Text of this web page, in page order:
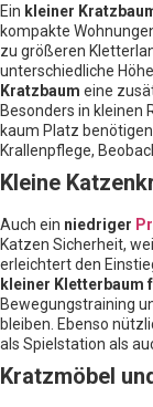
Ein kleiner
kompakte
zu größeren
unterschiedliche
Kratzbaum eine
Besonders in kleinen
kaum Platz
Krallenpflege,
Kleine
Auch ein niedriger
Katzen Sicherheit,
erleichtert den
kleiner Kletterbaum
Bewegungstraining
bleiben. Ebenso
als Spielstation als
Kratzmöbel